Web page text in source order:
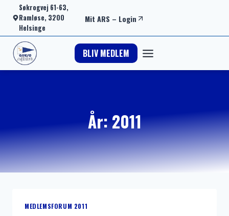
Fortsæt
indhold
Søkrogvej 61-63,
Ramløse, 3200
Helsinge
Mit ARS – Login
BLIV MEDLEM
År: 2011
MEDLEMSFORUM 2011